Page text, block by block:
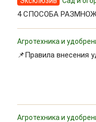
4 СПОСОБА
Агротехника и
📌Правила внесения
Агротехника и